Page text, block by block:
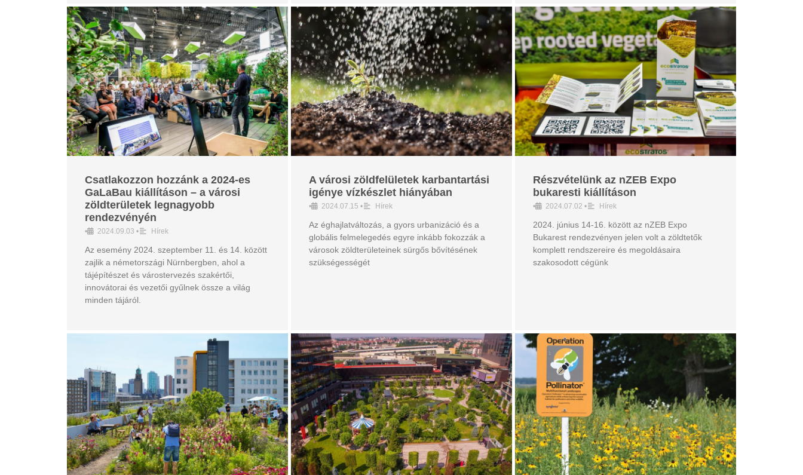
Csatlakozzon hozzánk a 2024-es
GaLaBau kiállításon – a városi
zöldterületek legnagyobb
rendezvényén
• 2024.09.03 • Hírek
Az esemény 2024. szeptember 11. és 14. között
zajlik a németországi Nürnbergben, ahol a
tájépítészet és várostervezés szakértői,
innovátorai és vezetői gyűlnek össze a világ
minden tájáról.
A városi zöldfelületek karbantartási
igénye vízkészlet hiányában
• 2024.07.15 • Hírek
Az éghajlatváltozás, a gyors urbanizáció és a
globális felmelegedés egyre inkább fokozzák a
városok zöldterületeinek sürgős bővítésének
szükségességét
Részvételünk az nZEB Expo
bukaresti kiállításon
• 2024.07.02 • Hírek
2024. június 14-16. között az nZEB Expo
Bukarest rendezvényen jelen volt a zöldtetők
komplett rendszereire és megoldásaira
szakosodott cégünk